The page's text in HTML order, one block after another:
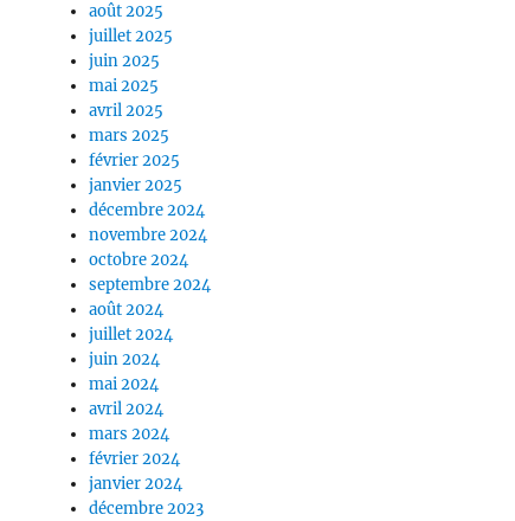
août 2025
juillet 2025
juin 2025
mai 2025
avril 2025
mars 2025
février 2025
janvier 2025
décembre 2024
novembre 2024
octobre 2024
septembre 2024
août 2024
juillet 2024
juin 2024
mai 2024
avril 2024
mars 2024
février 2024
janvier 2024
décembre 2023